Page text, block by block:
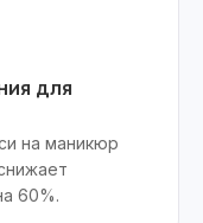
для
на маникюр
60%.